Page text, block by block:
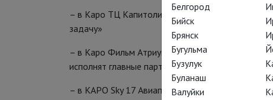
– в Каро ТЦ Капитолий его тезка Том Стоппард
задачу»
– в Каро Фильм Атриум Екатерина Крысанова и
исполнят главные партии в балете «Укрощение
– в КАРО Sky 17 Авиапарк и Karo 22 Vegas
Белгород
Бийск
Брянск
Бугульма
Бузулук
Буланаш
Валуйки